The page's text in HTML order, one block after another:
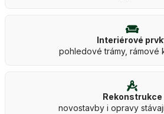
Interiérové
pohledové trámy, rámové
Rekonstrukce
novostavby i opravy